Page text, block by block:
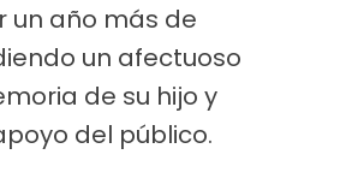
un año más de
un afectuoso
de su hijo y
del público.